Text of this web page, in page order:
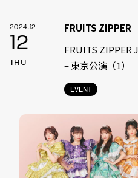
2024.12
12
THU
EVENT
FRUITS ZIPPER
FRUITS ZIPPER
– 東京公演（1）